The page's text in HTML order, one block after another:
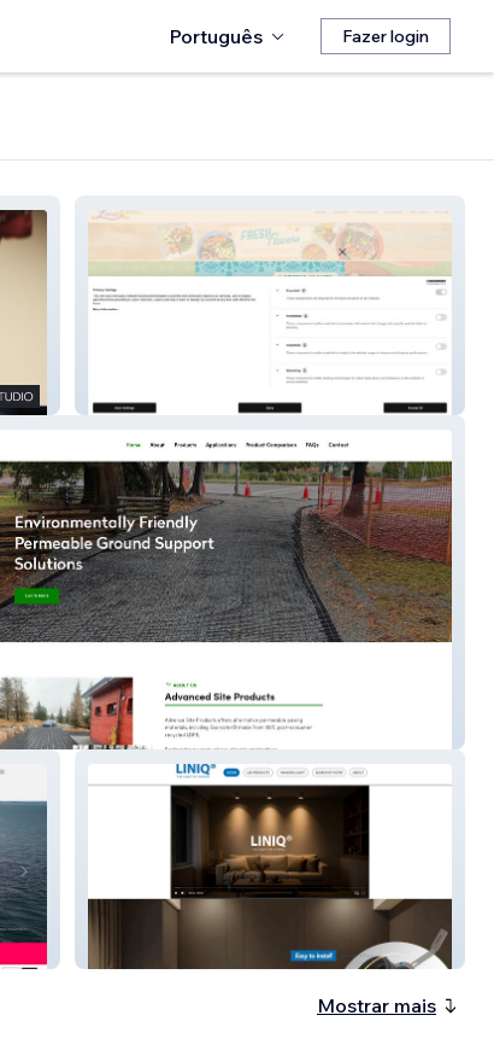
Português Fazer login
Lunasmexicanrestaura
liniq.com
Mostrar mais